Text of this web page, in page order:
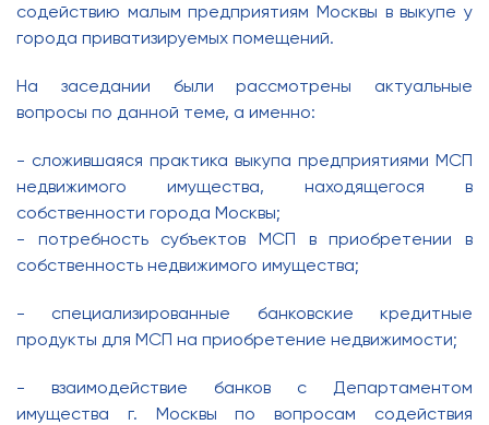
содействию малым предприятиям Москвы в выкупе у
города приватизируемых помещений.
На заседании были рассмотрены актуальные
вопросы по данной теме, а именно:
- сложившаяся практика выкупа предприятиями МСП
недвижимого имущества, находящегося в
собственности города Москвы;
- потребность субъектов МСП в приобретении в
собственность недвижимого имущества;
- специализированные банковские кредитные
продукты для МСП на приобретение недвижимости;
- взаимодействие банков с Департаментом
имущества г. Москвы по вопросам содействия